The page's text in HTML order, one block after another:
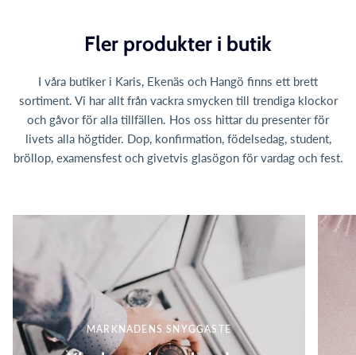
Fler produkter i butik
I våra butiker i Karis, Ekenäs och Hangö finns ett brett
sortiment. Vi har allt från vackra smycken till trendiga klockor
och gåvor för alla tillfällen. Hos oss hittar du presenter för
livets alla högtider. Dop, konfirmation, födelsedag, student,
bröllop, examensfest och givetvis glasögon för vardag och fest.
MARKNADENS SNYGGASTE